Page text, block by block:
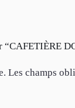
Les champs